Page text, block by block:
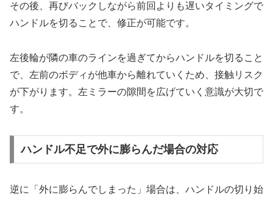
その後、再びバックしながら前回よりも遅いタイミングで
ハンドルを切ることで、修正が可能です。
左後輪が隣の車のラインを過ぎてからハンドルを切ること
で、左前のボディが他車から離れていくため、接触リスク
が下がります。左ミラーの隙間を広げていく意識が大切で
す。
ハンドル不足で外に膨らんだ場合の対応
逆に「外に膨らんでしまった」場合は、ハンドルの切り始